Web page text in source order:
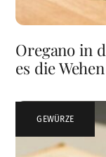
Oregano in
es die
GEWÜRZE